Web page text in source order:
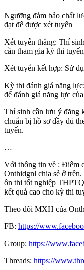
Ngưỡng đảm bảo chất
đạt để được xét tuyển
Xét tuyển thẳng: Thí
cần tham gia kỳ thi
Xét tuyển kết hợp: Sử
Kỳ thi đánh giá năng
để đánh giá năng lực
Thí sinh cần lưu ý đăng
chuẩn bị hồ sơ đầy đủ
tuyển.
…
Với thông tin về : Điểm
Onthidgnl chia sẻ ở
ôn thi tốt nghiệp
kết quả cao cho kỳ thi
Theo dõi MXH của
FB: https://
Group: https://
Threads: https://